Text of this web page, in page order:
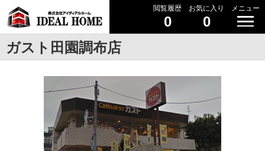
閲覧履歴
0
お気に入り
0
メニュー
ガスト田園調布店